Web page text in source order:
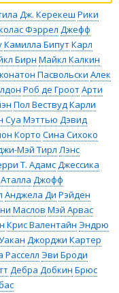
Дж. Керекеш Рики
Фэррел Джефф
Камилла БипутКарл
Бирн Майкл Калкин
Пасвольски Алек
Роб де ГроотАрти
Пол ВествудКарли
Суа Мэттью Дэвид
Корто Сина Сихоко
Мэй Тирл Лэнс
Т. АдамсДжессика
Джофф
Анджела Ди Рэйден
Маслов Мэй Арвас
Крис Валентайн Эндрю
Джорджи Картер
Расселл Эви Броди
Дебра Добкин Брюс